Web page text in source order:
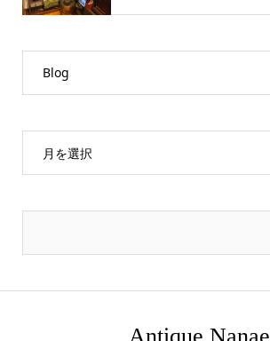
Blog
月を選択